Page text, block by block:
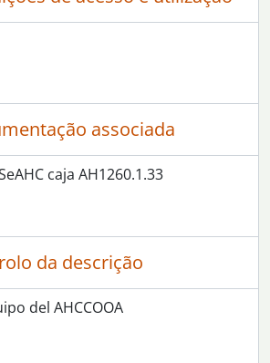
- Coordinación Democrática
- Partido Carlista
Socialista Revolucionaria (OSR)
Comunista de los Pueblos de España (PCPE)
Obrero de Unificación Marxista (POUM)
associada
caja AH1260.1.33
da descrição
del AHCCOOA